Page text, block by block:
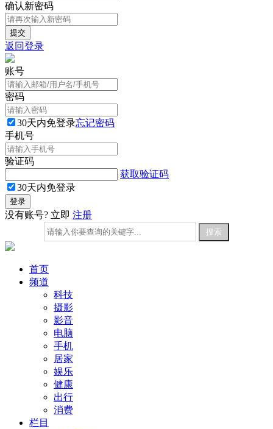
确认新密码
返回登录
账号
密码
30天内免登录忘记密码
手机号
验证码
获取验证码
30天内免登录
没有账号? 立即 注册
首页
频道
科技
摄影
影音
电脑
手机
居家
娱乐
健康
出行
消费
栏目